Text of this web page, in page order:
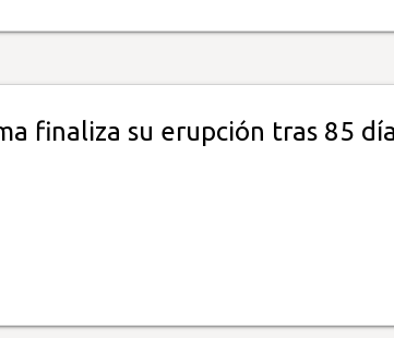
finaliza su erupción tras 85